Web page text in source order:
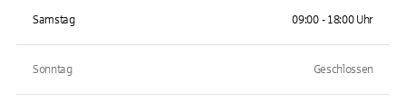
Samstag 09:00 - 18:00 Uhr
Sonntag Geschlossen